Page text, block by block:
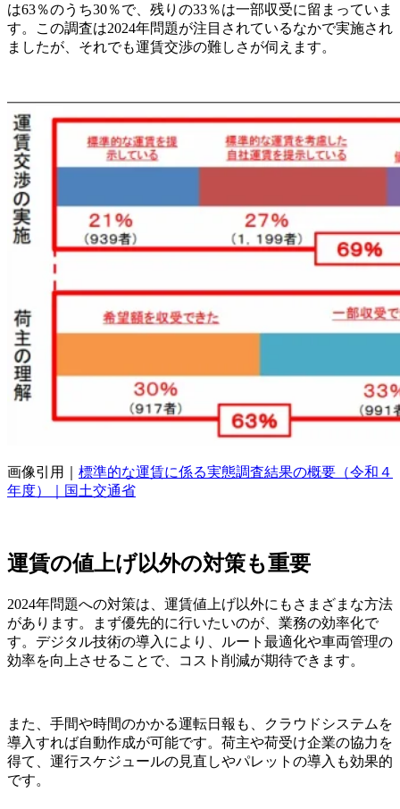
は63％のうち30％で、残りの33％は一部収受に留まっていま
す。この調査は2024年問題が注目されているなかで実施され
ましたが、それでも運賃交渉の難しさが伺えます。
画像引用｜ 標準的な運賃に係る実態調査結果の概要（令和４
年度）｜国土交通省
運賃の値上げ以外の対策も重要
2024年問題への対策は、運賃値上げ以外にもさまざまな方法
があります。まず優先的に行いたいのが、業務の効率化で
す。デジタル技術の導入により、ルート最適化や車両管理の
効率を向上させることで、コスト削減が期待できます。
また、手間や時間のかかる運転日報も、クラウドシステムを
導入すれば自動作成が可能です。荷主や荷受け企業の協力を
得て、運行スケジュールの見直しやパレットの導入も効果的
です。